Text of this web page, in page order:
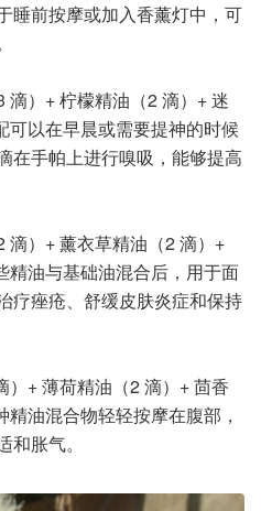
睡前按摩或加入香薰灯中，可
）+ 柠檬精油（2 滴）+ 迷
以在早晨或需要提神的时候
在手帕上进行嗅吸，能够提高
滴）+ 薰衣草精油（2 滴）+
精油与基础油混合后，用于面
疗痤疮、舒缓皮肤炎症和保持
+ 薄荷精油（2 滴）+ 茴香
油混合物轻轻按摩在腹部，
胀气。